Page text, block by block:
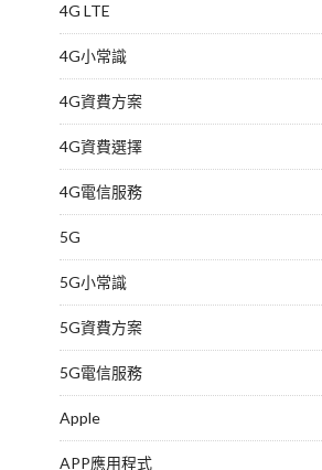
4G LTE
4G小常識
4G資費方案
4G資費選擇
4G電信服務
5G
5G小常識
5G資費方案
5G電信服務
Apple
APP應用程式